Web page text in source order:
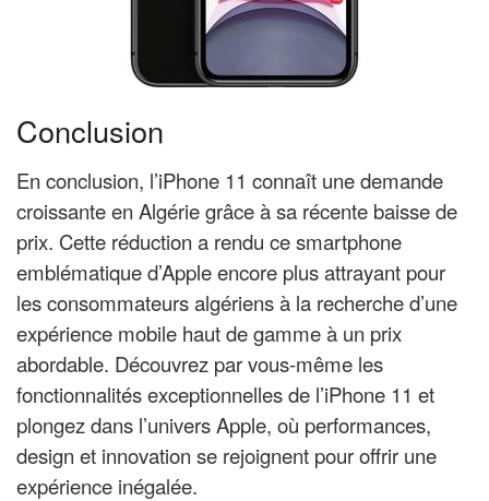
Conclusion
En conclusion, l’iPhone 11 connaît une demande
croissante en Algérie grâce à sa récente baisse de
prix. Cette réduction a rendu ce smartphone
emblématique d’Apple encore plus attrayant pour
les consommateurs algériens à la recherche d’une
expérience mobile haut de gamme à un prix
abordable. Découvrez par vous-même les
fonctionnalités exceptionnelles de l’iPhone 11 et
plongez dans l’univers Apple, où performances,
design et innovation se rejoignent pour offrir une
expérience inégalée.